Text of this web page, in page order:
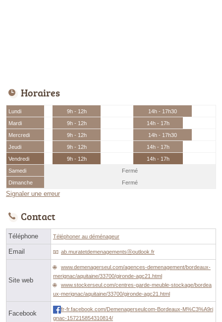
Horaires
Lundi 9h - 12h
14h - 17h30
Mardi
9h - 12h
14h - 17h
Mercredi
9h - 12h
14h - 17h30
Jeudi
9h - 12h
14h - 17h
Vendredi
9h - 12h
14h - 17h
Samedi
Fermé
Dimanche
Fermé
Signaler une erreur
Contact
Téléphone Téléphoner au déménageur
Email ab.muratetdemenagementsⓐoutlook.fr
Site web
www.demenagerseul.com/agences-demenagement/bordeaux-
merignac/aquitaine/33700/gironde-agc21.html
www.stockerseul.com/centres-garde-meuble-stockage/bordea
ux-merignac/aquitaine/33700/gironde-agc21.html
Facebook
fr-fr.facebook.com/Demenagerseulcom-Bordeaux-M%C3%A9ri
gnac-157215854310814/